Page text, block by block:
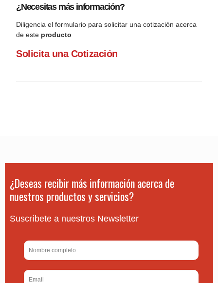
¿Necesitas más información?
Diligencia el formulario para solicitar una cotización acerca
de este producto
Solicita una Cotización
¿Deseas recibir más información acerca de
nuestros productos y servicios?
Suscríbete a nuestros Newsletter